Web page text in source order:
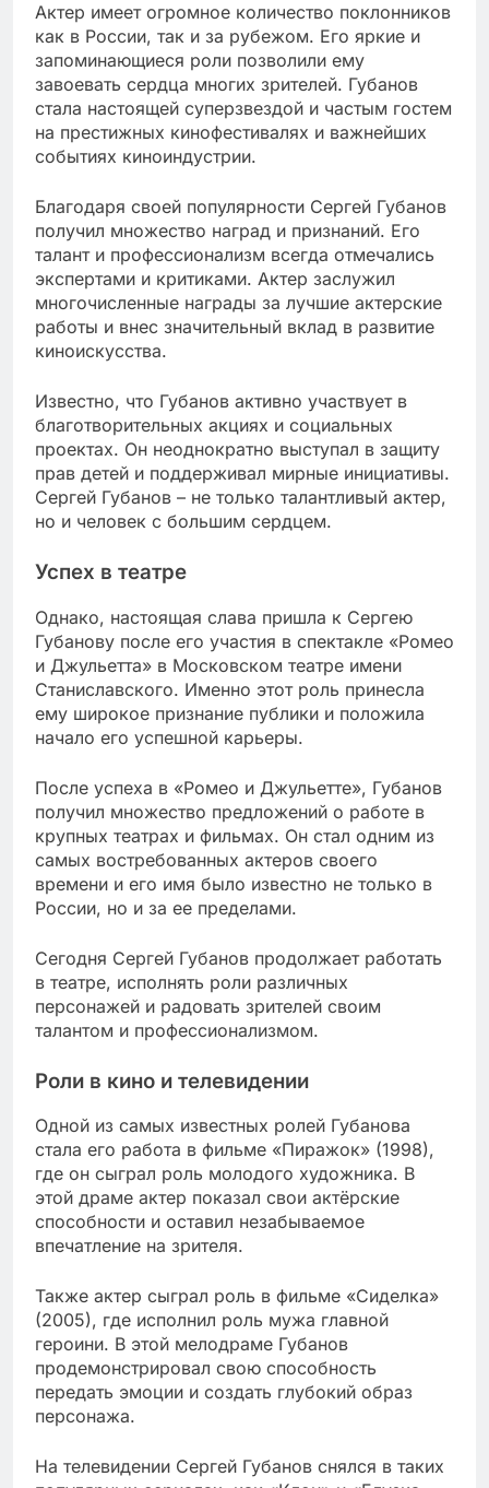
Актер имеет огромное количество поклонников
как в России, так и за рубежом. Его яркие и
запоминающиеся роли позволили ему
завоевать сердца многих зрителей. Губанов
стала настоящей суперзвездой и частым гостем
на престижных кинофестивалях и важнейших
событиях киноиндустрии.
Благодаря своей популярности Сергей Губанов
получил множество наград и признаний. Его
талант и профессионализм всегда отмечались
экспертами и критиками. Актер заслужил
многочисленные награды за лучшие актерские
работы и внес значительный вклад в развитие
киноискусства.
Известно, что Губанов активно участвует в
благотворительных акциях и социальных
проектах. Он неоднократно выступал в защиту
прав детей и поддерживал мирные инициативы.
Сергей Губанов – не только талантливый актер,
но и человек с большим сердцем.
Успех в театре
Однако, настоящая слава пришла к Сергею
Губанову после его участия в спектакле «Ромео
и Джульетта» в Московском театре имени
Станиславского. Именно этот роль принесла
ему широкое признание публики и положила
начало его успешной карьеры.
После успеха в «Ромео и Джульетте», Губанов
получил множество предложений о работе в
крупных театрах и фильмах. Он стал одним из
самых востребованных актеров своего
времени и его имя было известно не только в
России, но и за ее пределами.
Сегодня Сергей Губанов продолжает работать
в театре, исполнять роли различных
персонажей и радовать зрителей своим
талантом и профессионализмом.
Роли в кино и телевидении
Одной из самых известных ролей Губанова
стала его работа в фильме «Пиражок» (1998),
где он сыграл роль молодого художника. В
этой драме актер показал свои актёрские
способности и оставил незабываемое
впечатление на зрителя.
Также актер сыграл роль в фильме «Сиделка»
(2005), где исполнил роль мужа главной
героини. В этой мелодраме Губанов
продемонстрировал свою способность
передать эмоции и создать глубокий образ
персонажа.
На телевидении Сергей Губанов снялся в таких